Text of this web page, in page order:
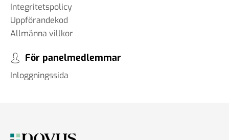
Integritetspolicy
Uppförandekod
Allmänna villkor
För panelmedlemmar
Inloggningssida